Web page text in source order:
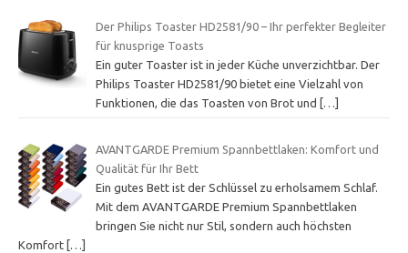
Der Philips Toaster HD2581/90 – Ihr perfekter Begleiter
für knusprige Toasts
Ein guter Toaster ist in jeder Küche unverzichtbar. Der
Philips Toaster HD2581/90 bietet eine Vielzahl von
Funktionen, die das Toasten von Brot und […]
AVANTGARDE Premium Spannbettlaken: Komfort und
Qualität für Ihr Bett
Ein gutes Bett ist der Schlüssel zu erholsamem Schlaf.
Mit dem AVANTGARDE Premium Spannbettlaken
bringen Sie nicht nur Stil, sondern auch höchsten
Komfort […]